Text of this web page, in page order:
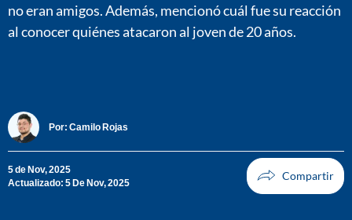
no eran amigos. Además, mencionó cuál fue su reacción
al conocer quiénes atacaron al joven de 20 años.
Por: Camilo Rojas
5 de Nov, 2025
Actualizado: 5 De Nov, 2025